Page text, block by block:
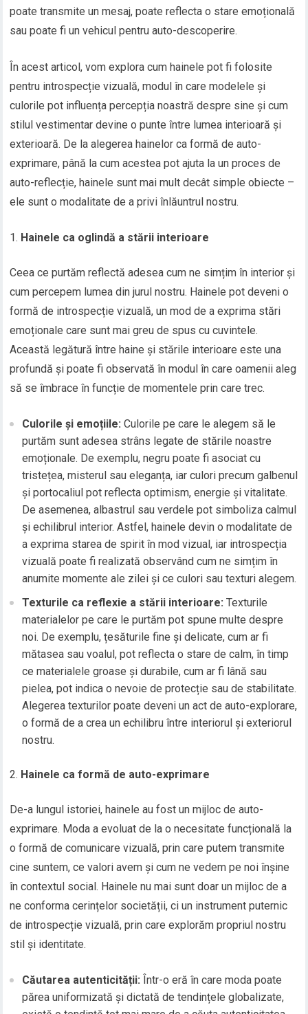
poate transmite un mesaj, poate reflecta o stare emoțională
sau poate fi un vehicul pentru auto-descoperire.
În acest articol, vom explora cum hainele pot fi folosite
pentru introspecție vizuală, modul în care modelele și
culorile pot influența percepția noastră despre sine și cum
stilul vestimentar devine o punte între lumea interioară și
exterioară. De la alegerea hainelor ca formă de auto-
exprimare, până la cum acestea pot ajuta la un proces de
auto-reflecție, hainele sunt mai mult decât simple obiecte –
ele sunt o modalitate de a privi înlăuntrul nostru.
Hainele ca oglindă a stării interioare
Ceea ce purtăm reflectă adesea cum ne simțim în interior și
cum percepem lumea din jurul nostru. Hainele pot deveni o
formă de introspecție vizuală, un mod de a exprima stări
emoționale care sunt mai greu de spus cu cuvintele.
Această legătură între haine și stările interioare este una
profundă și poate fi observată în modul în care oamenii aleg
să se îmbrace în funcție de momentele prin care trec.
Culorile și emoțiile: Culorile pe care le alegem să le
purtăm sunt adesea strâns legate de stările noastre
emoționale. De exemplu, negru poate fi asociat cu
tristețea, misterul sau eleganța, iar culori precum galbenul
și portocaliul pot reflecta optimism, energie și vitalitate.
De asemenea, albastrul sau verdele pot simboliza calmul
și echilibrul interior. Astfel, hainele devin o modalitate de
a exprima starea de spirit în mod vizual, iar introspecția
vizuală poate fi realizată observând cum ne simțim în
anumite momente ale zilei și ce culori sau texturi alegem.
Texturile ca reflexie a stării interioare: Texturile
materialelor pe care le purtăm pot spune multe despre
noi. De exemplu, țesăturile fine și delicate, cum ar fi
mătasea sau voalul, pot reflecta o stare de calm, în timp
ce materialele groase și durabile, cum ar fi lână sau
pielea, pot indica o nevoie de protecție sau de stabilitate.
Alegerea texturilor poate deveni un act de auto-explorare,
o formă de a crea un echilibru între interiorul și exteriorul
nostru.
Hainele ca formă de auto-exprimare
De-a lungul istoriei, hainele au fost un mijloc de auto-
exprimare. Moda a evoluat de la o necesitate funcțională la
o formă de comunicare vizuală, prin care putem transmite
cine suntem, ce valori avem și cum ne vedem pe noi înșine
în contextul social. Hainele nu mai sunt doar un mijloc de a
ne conforma cerințelor societății, ci un instrument puternic
de introspecție vizuală, prin care explorăm propriul nostru
stil și identitate.
Căutarea autenticității: Într-o eră în care moda poate
părea uniformizată și dictată de tendințele globalizate,